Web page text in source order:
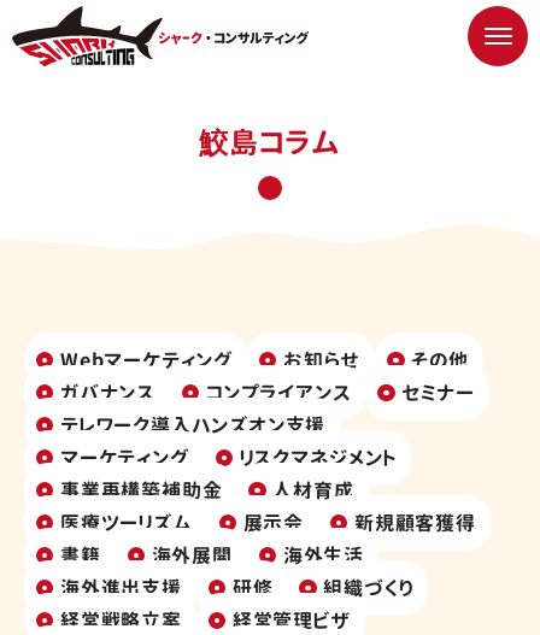
鮫島コラム
Webマーケティング お知らせ
その他
ガバナンス
コンプライアンス
セミナー
テレワーク導入ハンズオン支援
マーケティング
リスクマネジメント
事業再構築補助金
人材育成
医療ツーリズム
展示会
新規顧客獲得
書籍
海外展開
海外生活
海外進出支援
研修
組織づくり
経営戦略立案
経営管理ビザ